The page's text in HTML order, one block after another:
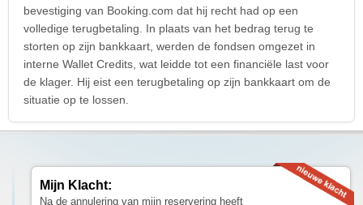
bevestiging van Booking.com dat hij recht had op een
volledige terugbetaling. In plaats van het bedrag terug te
storten op zijn bankkaart, werden de fondsen omgezet in
interne Wallet Credits, wat leidde tot een financiële last voor
de klager. Hij eist een terugbetaling op zijn bankkaart om de
situatie op te lossen.
Mijn Klacht:
Na de annulering van mijn reservering heeft